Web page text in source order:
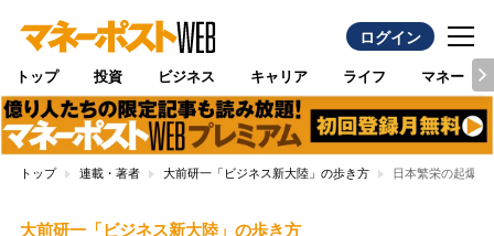
ログイン
トップ 投資 ビジネス キャリア ライフ マネー
トップ 連載・著者 大前研一「ビジネス新大陸」の歩き方 日本繁栄の起爆
大前研一「ビジネス新大陸」の歩き方